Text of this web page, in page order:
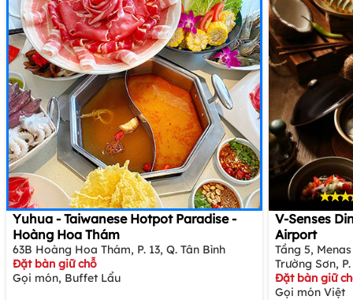
Yuhua - Taiwanese Hotpot Paradise -
Hoàng Hoa Thám
63B Hoàng Hoa Thám, P. 13, Q. Tân Bình
Đặt bàn giữ chỗ
Gọi món, Buffet Lẩu
V-Senses
Airport
Tầng 5,
Trường Sơn,
Đặt bàn giữ
Gọi món Việt